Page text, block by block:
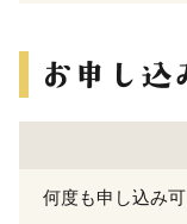
何度も申し込み可